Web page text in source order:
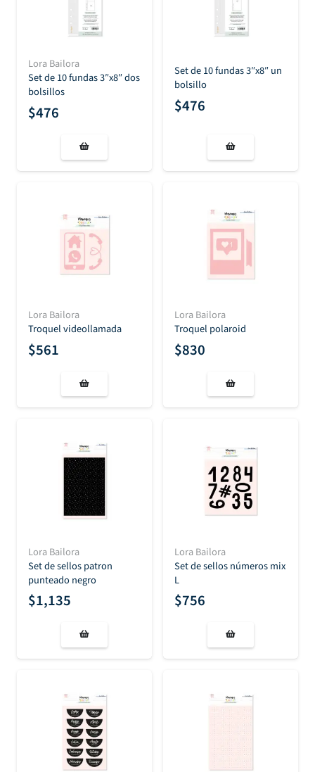
Lora Bailora
Set de 10 fundas 3″x8″ dos
bolsillos
$476
Set de 10 fundas 3″x8″ un
bolsillo
$476
Lora Bailora
Troquel videollamada
$561
Lora Bailora
Troquel polaroid
$830
Lora Bailora
Set de sellos patron
punteado negro
$1,135
Lora Bailora
Set de sellos números mix
L
$756